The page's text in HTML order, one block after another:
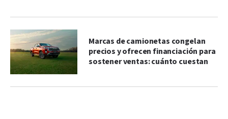
Marcas de camionetas congelan
precios y ofrecen financiación para
sostener ventas: cuánto cuestan